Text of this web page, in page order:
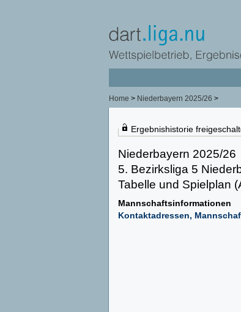
Home > Niederbayern 2025/26 >
Ergebnishistorie
Niederbayern 2025/26
5. Bezirksliga 5
Tabelle und Spielplan
Mannschaftsinformationen
Kontaktadressen,